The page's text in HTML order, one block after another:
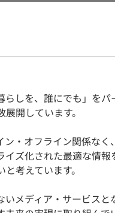
しを、誰にでも」をパ
開しています。
・オフライン関係なく
ズ化された最適な情報
考えています。
メディア・サービスと